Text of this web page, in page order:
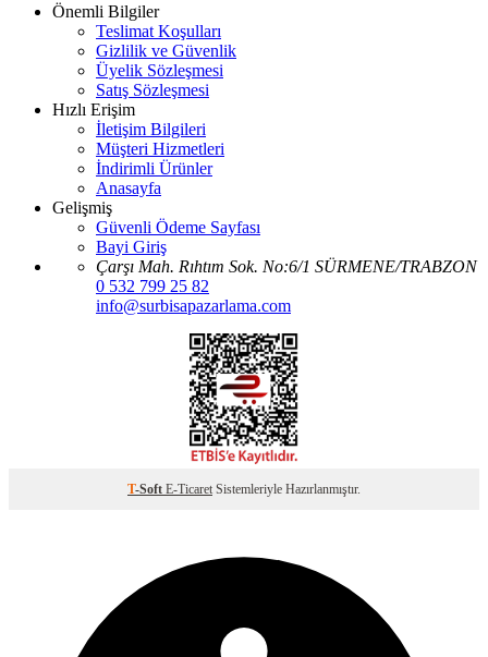
Önemli Bilgiler
Teslimat Koşulları
Gizlilik ve Güvenlik
Üyelik Sözleşmesi
Satış Sözleşmesi
Hızlı Erişim
İletişim Bilgileri
Müşteri Hizmetleri
İndirimli Ürünler
Anasayfa
Gelişmiş
Güvenli Ödeme Sayfası
Bayi Giriş
Çarşı Mah. Rıhtım Sok. No:6/1 SÜRMENE/TRABZON
0 532 799 25 82
info@surbisapazarlama.com
T-Soft E-Ticaret Sistemleriyle Hazırlanmıştır.